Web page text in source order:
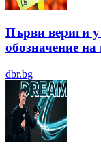
Първи вериги у
обозначение на
dbr.bg